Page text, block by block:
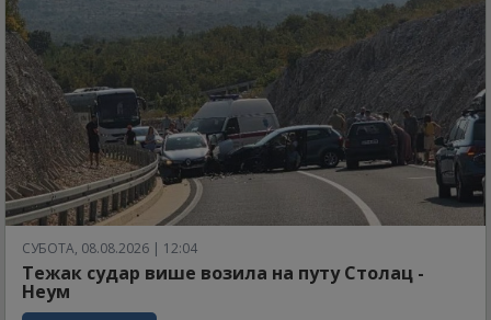
СУБОТА, 08.08.2026 | 12:04
Тежак судар више возила на путу Столац -
Неум